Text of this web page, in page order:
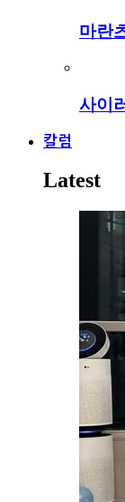
마란
사이
칼럼
Latest